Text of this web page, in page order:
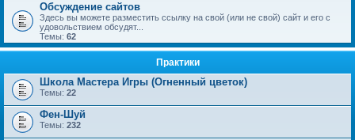
Обсуждение сайтов
Здесь вы можете разместить ссылку на свой (или не свой) сайт и его с
удовольствием обсудят...
Темы: 62
Практики
Школа Мастера Игры (Огненный цветок)
Темы: 22
Фен-Шуй
Темы: 232